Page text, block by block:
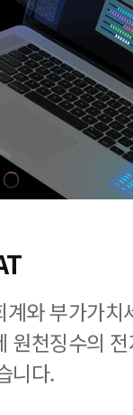
계와 부가가치
원천징수의
니다.